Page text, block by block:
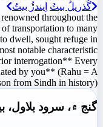
گُذريلُ بيتُ اِيندڙُ بيتُ
throughout the
transportation to many
dwell, sought refuge in
notable characteristic
interrogation** Every
by you** (Rahu = A
from Sindh in history)
گنج ۾، سرود بلاول، بيت